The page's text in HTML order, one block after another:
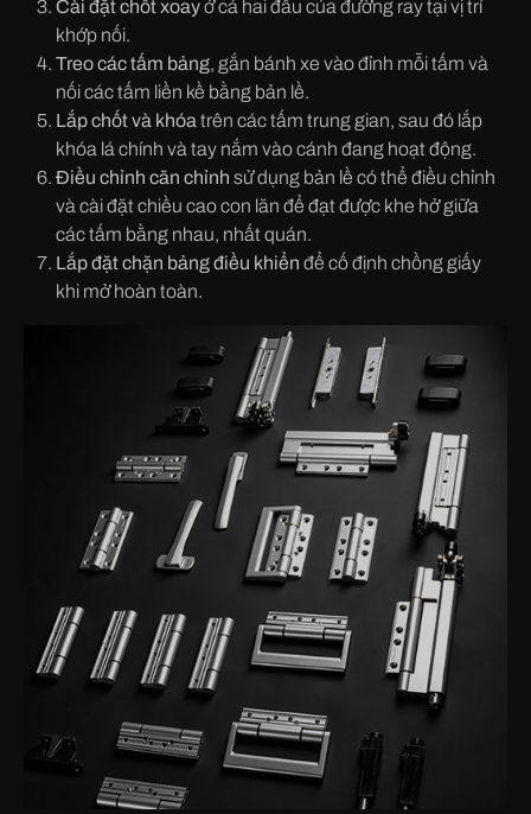
Cài đặt chốt xoayở cả hai đầu của đường ray tại vị trí
khớp nối.
Treo các tấm bảng, gắn bánh xe vào đỉnh mỗi tấm và
nối các tấm liền kề bằng bản lề.
Lắp chốt và khóa trên các tấm trung gian, sau đó lắp
khóa lá chính và tay nắm vào cánh đang hoạt động.
Điều chỉnh căn chỉnh sử dụng bản lề có thể điều chỉnh
và cài đặt chiều cao con lăn để đạt được khe hở giữa
các tấm bằng nhau, nhất quán.
Lắp đặt chặn bảng điều khiển để cố định chồng giấy
khi mở hoàn toàn.